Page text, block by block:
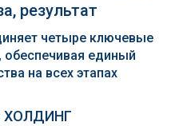
результат
четыре ключевые
единый
на всех этапах
ХОЛДИНГ